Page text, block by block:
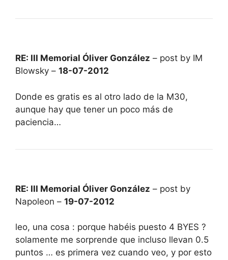
RE: III Memorial Óliver González – post by IM
Blowsky – 18-07-2012
Donde es gratis es al otro lado de la M30,
aunque hay que tener un poco más de
paciencia…
RE: III Memorial Óliver González – post by
Napoleon – 19-07-2012
leo, una cosa : porque habéis puesto 4 BYES ?
solamente me sorprende que incluso llevan 0.5
puntos … es primera vez cuando veo, y por esto